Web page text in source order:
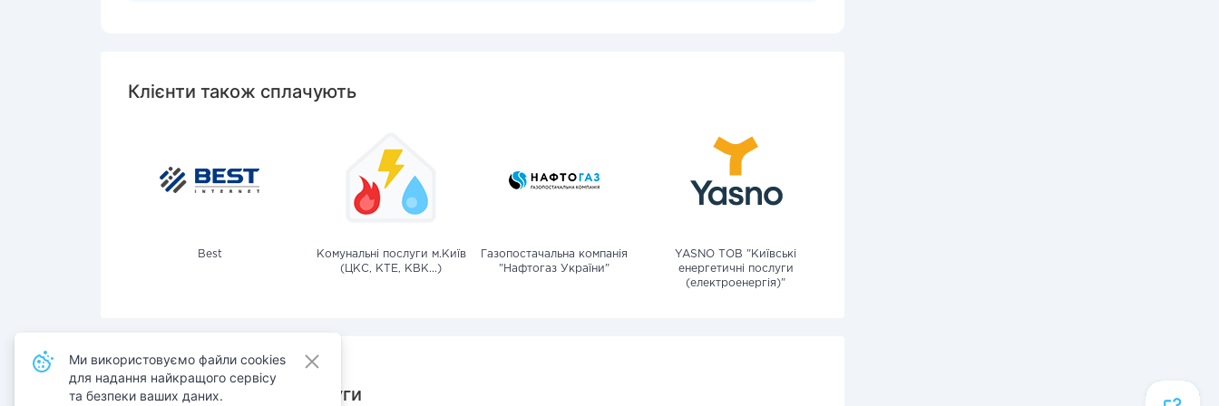
Клієнти також сплачують
Best
Комунальні послуги м.Київ
(ЦКС, КТЕ, КВК...)
Газопостачальна компанія
"Нафтогаз України"
YASNO ТОВ "Київські
енергетичні послуги
(електроенергія)"
Також сплачують послуги
Ми використовуємо файли cookies
для надання найкращого сервісу
та безпеки ваших даних.